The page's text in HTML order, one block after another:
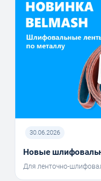
30.06.2026
Новые
Для ленточно-